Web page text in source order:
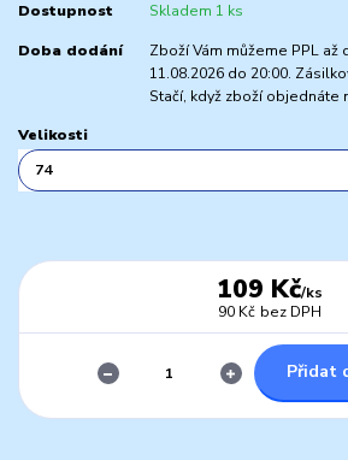
Dostupnost Skladem 1 ks
Doba dodání
Zboží Vám můžeme PPL až
11.08.2026 do 20:00.
Stačí, když zboží objednáte
Velikosti
109 Kč/ks
90 Kč bez DPH
Přidat